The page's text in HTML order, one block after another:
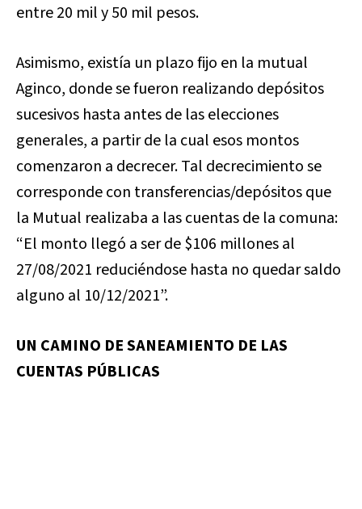
entre 20 mil y 50 mil pesos.
Asimismo, existía un plazo fijo en la mutual
Aginco, donde se fueron realizando depósitos
sucesivos hasta antes de las elecciones
generales, a partir de la cual esos montos
comenzaron a decrecer. Tal decrecimiento se
corresponde con transferencias/depósitos que
la Mutual realizaba a las cuentas de la comuna:
“El monto llegó a ser de $106 millones al
27/08/2021 reduciéndose hasta no quedar saldo
alguno al 10/12/2021”.
UN CAMINO DE SANEAMIENTO DE LAS
CUENTAS PÚBLICAS